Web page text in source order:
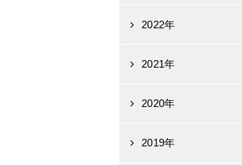
2022年
2021年
2020年
2019年